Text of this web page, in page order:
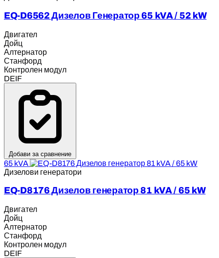
EQ-D6562 Дизелов Генератор 65 kVA / 52 kW
Двигател
Дойц
Алтернатор
Станфорд
Контролен модул
DEIF
Добави за сравнение
65 kVA
Дизелови генератори
EQ-D8176 Дизелов генератор 81 kVA / 65 kW
Двигател
Дойц
Алтернатор
Станфорд
Контролен модул
DEIF